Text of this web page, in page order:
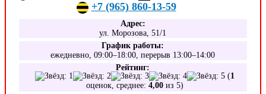
+7 (965) 860-13-59
Адрес:
ул. Морозова, 51/1
График работы:
ежедневно, 09:00–18:00, перерыв 13:00–14:00
Рейтинг:
(1
оценок, среднее:4,00 из 5)